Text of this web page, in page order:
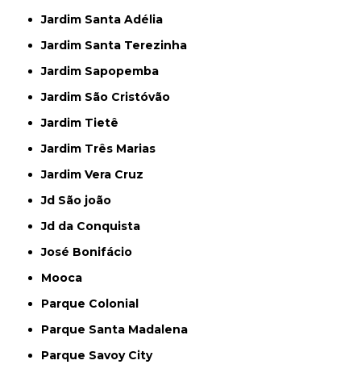
Jardim Santa Adélia
Jardim Santa Terezinha
Jardim Sapopemba
Jardim São Cristóvão
Jardim Tietê
Jardim Três Marias
Jardim Vera Cruz
Jd São joão
Jd da Conquista
José Bonifácio
Mooca
Parque Colonial
Parque Santa Madalena
Parque Savoy City